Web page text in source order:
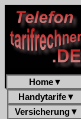
Home▼
Handytarife▼
Versicherung▼